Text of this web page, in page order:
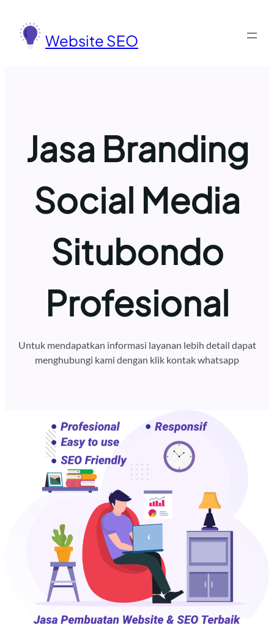
konten
Website SEO
Jasa Branding
Social Media
Situbondo
Profesional
Untuk mendapatkan informasi layanan lebih detail dapat
menghubungi kami dengan klik kontak whatsapp